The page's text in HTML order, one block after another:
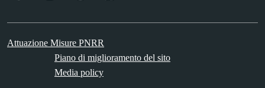
Attuazione Misure PNRR
Piano di miglioramento del sito
Media policy